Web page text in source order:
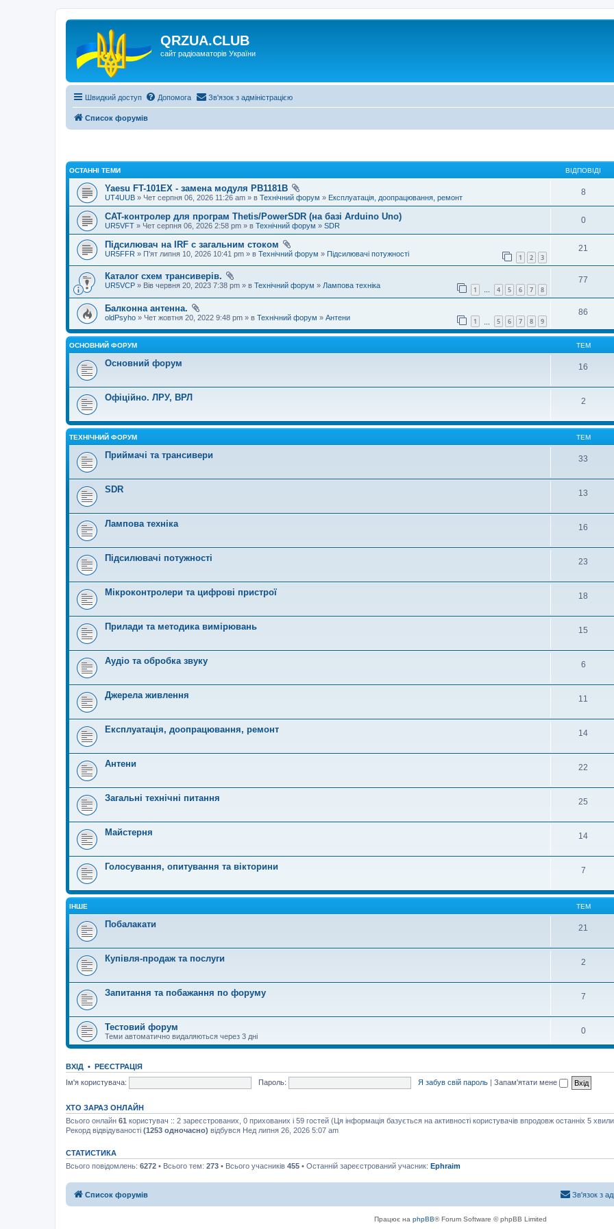
QRZUA.CLUB
сайт радіоаматорів України
Швидкий доступ Допомога Зв'язок з адміністрацією
Список форумів
ОСТАННІ ТЕМИ ВІДПОВІДІ
Yaesu FT-101EX - замена модуля PB1181B
UT4UUB » Чет серпня 06, 2026 11:26 am » в Технічний форум » Експлуатація, доопрацювання, ремонт
8
CAT-контролер для програм Thetis/PowerSDR (на базі Arduino Uno)
UR5VFT » Чет серпня 06, 2026 2:58 pm » в Технічний форум » SDR
0
Підсилювач на IRF с загальним стоком
1 2 3
UR5FFR » П'ят липня 10, 2026 10:41 pm » в Технічний форум » Підсилювачі потужності
21
Каталог схем трансиверів.
1 … 4 5 6 7 8
UR5VCP » Вів червня 20, 2023 7:38 pm » в Технічний форум » Лампова техніка
77
Балконна антенна.
1 5 6 7 8 9
oldPsyho » Чет жовтня 20, 2022 9:48 pm » в Технічний форум » Антени
86
ОСНОВНИЙ ФОРУМ ТЕМ
Основний форум 16
Офіційно. ЛРУ, ВРЛ 2
ТЕХНІЧНИЙ ФОРУМ ТЕМ
Приймачі та трансивери 33
SDR 13
Лампова техніка 16
Підсилювачі потужності 23
Мікроконтролери та цифрові пристрої 18
Прилади та методика вимірювань 15
Аудіо та обробка звуку 6
Джерела живлення 11
Експлуатація, доопрацювання, ремонт 14
Антени 22
Загальні технічні питання 25
Майстерня 14
Голосування, опитування та вікторини 7
ІНШЕ ТЕМ
Побалакати 21
Купівля-продаж та послуги 2
Запитання та побажання по форуму 7
Тестовий форум
Теми автоматично видаляються через 3 дні
0
ВХІД •
РЕЄСТРАЦІЯ
Ім'я користувача:
Пароль: Я забув свій пароль Запам'ятати мене
ХТО ЗАРАЗ ОНЛАЙН
Всього онлайн 61 користувач :: 2 зареєстрованих, 0 прихованих і 59 гостей (Ця інформація базується на активності користувачів впродовж останніх 5
Рекорд відвідуваності (1253 одночасно) відбувся Нед липня 26, 2026 5:07 am
СТАТИСТИКА
Всього повідомлень: 6272 • Всього тем: 273 • Всього учасників 455 • Останній зареєстрований учасник: Ephraim
Список форумів Зв'язок з
Працює на phpBB® Forum Software © phpBB Limited